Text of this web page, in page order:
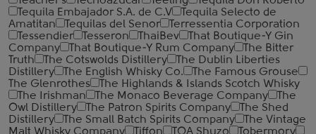
Tequila Embajador S.A. de C.V
Tequila Selecto de
Amatitan
Tequilas del Senor
Terressentia Corporation
Tessendier
Tesseron ThaiBev
That Boutique-Y Gin
Company
That Boutique-Y Rum Company
The Bitter
Truth
The Cotswolds Distillery
The Dublin Liberties
Distillery
The English Whisky Co.
The Famous Grouse
The Glenrothes
The Highlands & Islands Scotch Whisky
The Irishman
The Monaco Beverage Company
The
Owl Distillery
The Patron Spirits Company
The Shed
Distillery
The Small Batch Spirits Company
The Vintage